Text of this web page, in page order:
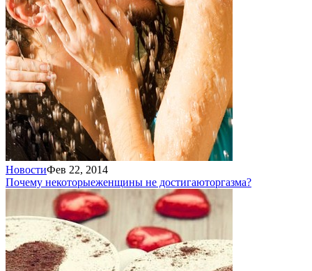
НовостиФев 22, 2014
Почему некоторыеженщины не достигаюторгазма?